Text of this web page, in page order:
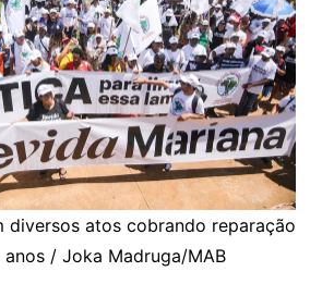
diversos atos cobrando reparação
/ Joka Madruga/MAB